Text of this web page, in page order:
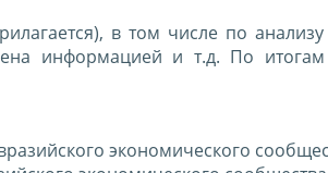
в том числе по
информацией и т.д. По итогам
экономического